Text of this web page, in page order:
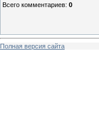
Всего комментариев: 0
Полная версия сайта